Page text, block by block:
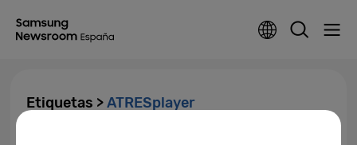
Etiquetas >ATRESplayer